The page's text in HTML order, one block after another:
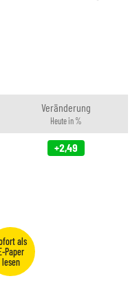
Veränderung
Heute in %
+2,49